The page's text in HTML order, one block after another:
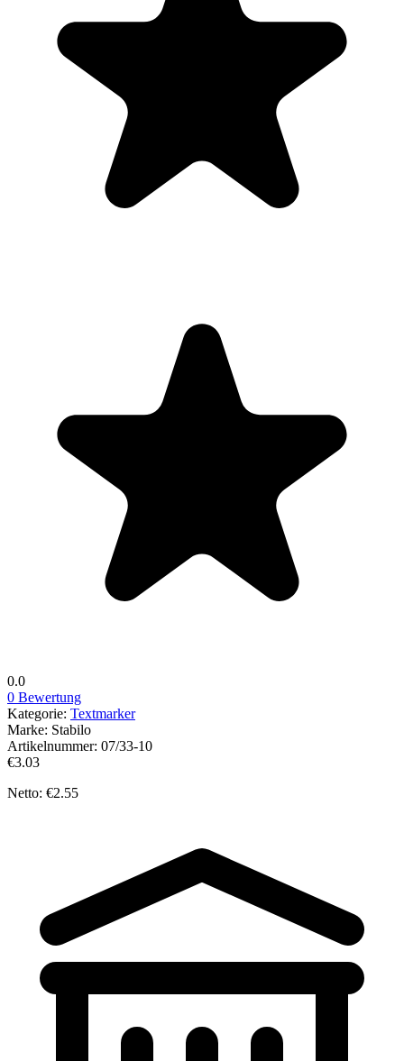
0.0
0 Bewertung
Kategorie: Textmarker
Marke: Stabilo
Artikelnummer: 07/33-10
€3.03
Netto: €2.55